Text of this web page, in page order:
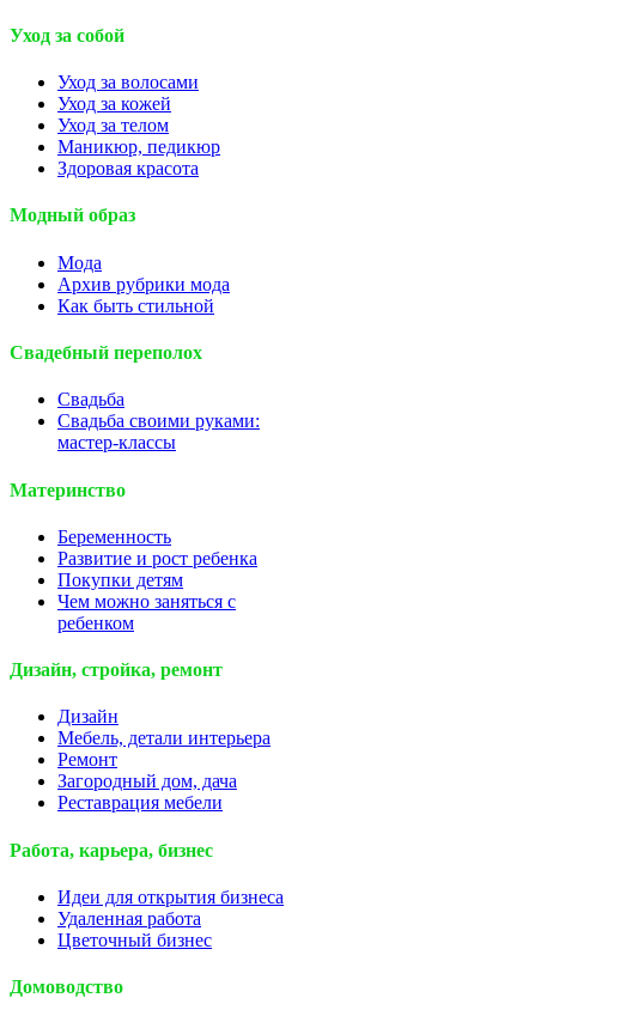
Уход за собой
Уход за волосами
Уход за кожей
Уход за телом
Маникюр, педикюр
Здоровая красота
Модный образ
Мода
Архив рубрики мода
Как быть стильной
Свадебный переполох
Свадьба
Свадьба своими руками:
мастер-классы
Материнство
Беременность
Развитие и рост ребенка
Покупки детям
Чем можно заняться с
ребенком
Дизайн, стройка, ремонт
Дизайн
Мебель, детали интерьера
Ремонт
Загородный дом, дача
Реставрация мебели
Работа, карьера, бизнес
Идеи для открытия бизнеса
Удаленная работа
Цветочный бизнес
Домоводство